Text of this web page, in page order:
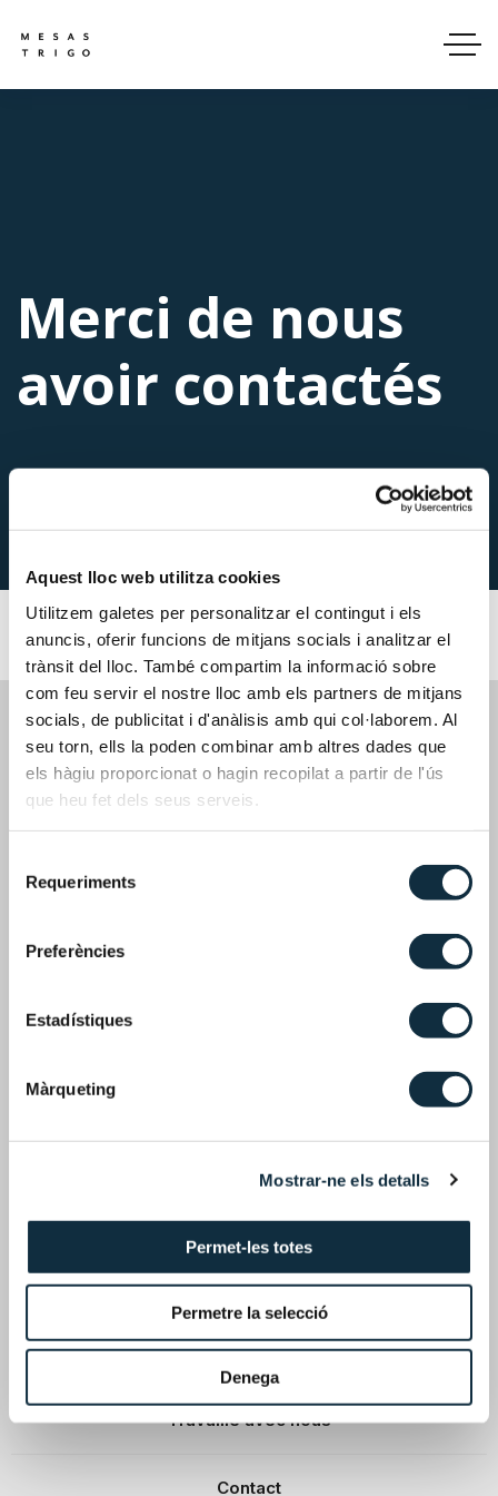
Aquest lloc web utilitza cookies
Utilitzem galetes per personalitzar el contingut i els
anuncis, oferir funcions de mitjans socials i analitzar el
trànsit del lloc. També compartim la informació sobre
com feu servir el nostre lloc amb els partners de mitjans
socials, de publicitat i d'anàlisis amb qui col·laborem. Al
seu torn, ells la poden combinar amb altres dades que
els hàgiu proporcionat o hagin recopilat a partir de l'ús
que heu fet dels seus serveis.
Requeriments
Preferències
Estadístiques
Màrqueting
Mostrar-ne els detalls
Permet-les totes
Permetre la selecció
Denega
Merci de nous
avoir contactés
Avinguda Meritxell, 75, 3era planta, despatxos 8-10
Équipe et talent
Mesas Trigo Abogados
Nouvelles
Travaille avec nous
Contact